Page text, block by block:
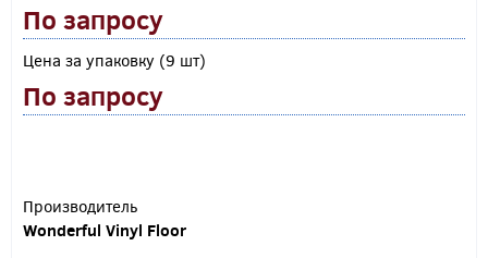
По запросу
Цена за упаковку (9 шт)
По запросу
Производитель
Wonderful Vinyl Floor